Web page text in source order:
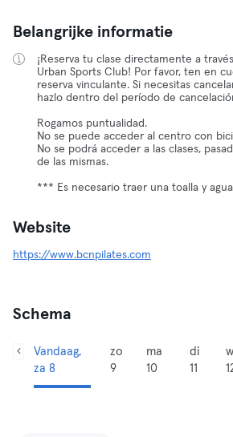
Belangrijke informatie
¡Reserva tu clase directamente a
Urban Sports Club! Por favor, ten en
reserva vinculante. Si necesitas
hazlo dentro del período de
Rogamos puntualidad.
No se puede acceder al centro con
No se podrá acceder a las clases,
de las mismas.
*** Es necesario traer una toalla y
Website
https://www.bcnpilates.com
Schema
Vandaag,
za 8
zo
9
ma
10
di
11